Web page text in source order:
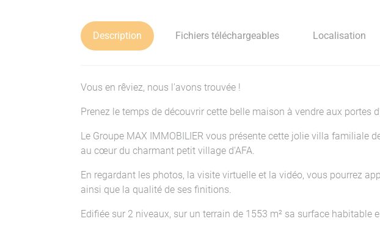
Description Fichiers téléchargeables Localisation
Vous en rêviez, nous l'avons trouvée !
Prenez le temps de découvrir cette belle maison à vendre aux portes
Le Groupe MAX IMMOBILIER vous présente cette jolie villa familiale
au cœur du charmant petit village d'AFA.
En regardant les photos, la visite virtuelle et la vidéo, vous pourrez
ainsi que la qualité de ses finitions.
Edifiée sur 2 niveaux, sur un terrain de 1553 m² sa surface habitable